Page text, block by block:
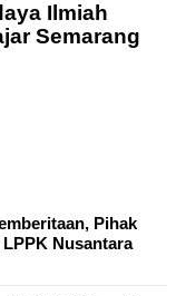
Ilmiah
Semarang
Pihak
Nusantara